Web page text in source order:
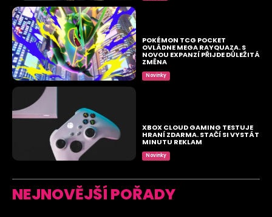
POKÉMON TCG POCKET
OVLÁDNE MEGA RAYQUAZA. S
NOVOU EXPANZÍ PŘIJDE DŮLEŽITÁ
ZMĚNA
Novinky
XBOX CLOUD GAMING TESTUJE
HRANÍ ZDARMA. STAČÍ SI VYSTÁT
MINUTU REKLAM
Novinky
NEJNOVĚJŠÍ POŘADY